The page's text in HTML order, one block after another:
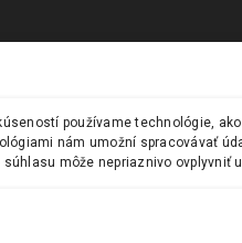
používame technológie,
nám umožní spracovávať
môže nepriaznivo ovplyvniť